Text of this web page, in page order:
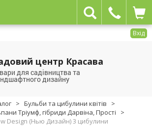
Вхід
центр Красава
для садівництва та
дизайну
> Бульби та цибулини квітів
>
Тріумф, гібриди Дарвіна, Прості
>
Design (Нью Дизайн) 3 цибулини